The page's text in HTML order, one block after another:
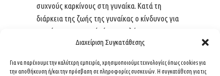
Διαχείριση Συγκατάθεσης
Για να παρέχουμε την καλύτερη εμπειρία, χρησιμοποιούμε τεχνολογίες όπως cookies για
την αποθήκευση ή/και την πρόσβαση σε πληροφορίες συσκευών. Η συγκατάθεση για τις
συχνούς καρκίνους στη γυναίκα. Κατά τη
διάρκεια της ζωής της γυναίκας ο κίνδυνος για
καρκίνο του μαστού είναι υψηλός.
Τα στατιστικά στοιχεία δείχνουν ότι 1 γυναίκα
ο μαστολογικός έλεγχος από εξειδικευμένο